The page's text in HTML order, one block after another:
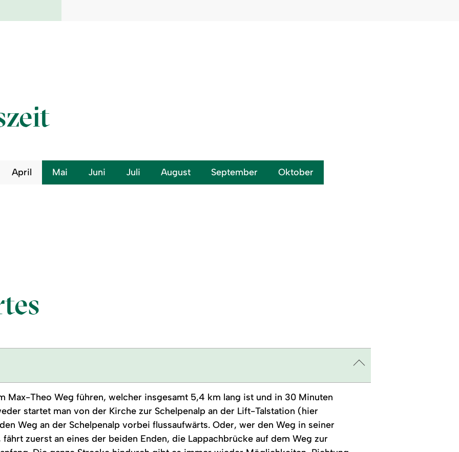
April Mai Juni Juli August September Oktober
Max-Theo Weg führen, welcher insgesamt 5,4 km lang ist und in 30 Minuten
startet man von der Kirche zur Schelpenalp an der Lift-Talstation (hier
Weg an der Schelpenalp vorbei flussaufwärts. Oder, wer den Weg in seiner
zuerst an eines der beiden Enden, die Lappachbrücke auf dem Weg zur